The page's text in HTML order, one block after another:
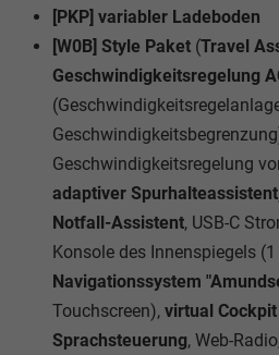
[PKP] variabler Ladeboden
[W0B] Style Paket (Travel
Geschwindigkeitsregelung
Geschwindigkeitsregelung
adaptiver
Notfall-Assistent, USB-C
Konsole des Innenspiegels
Navigationssystem
Touchscreen), virtual Cockpit
Sprachsteuerung, Web-